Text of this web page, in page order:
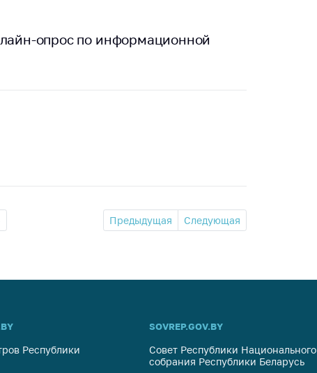
опрос по информационной
Предыдущая Следующая
Республики
SOVREP.GOV.BY
Совет Республики Национального
собрания Республики Беларусь